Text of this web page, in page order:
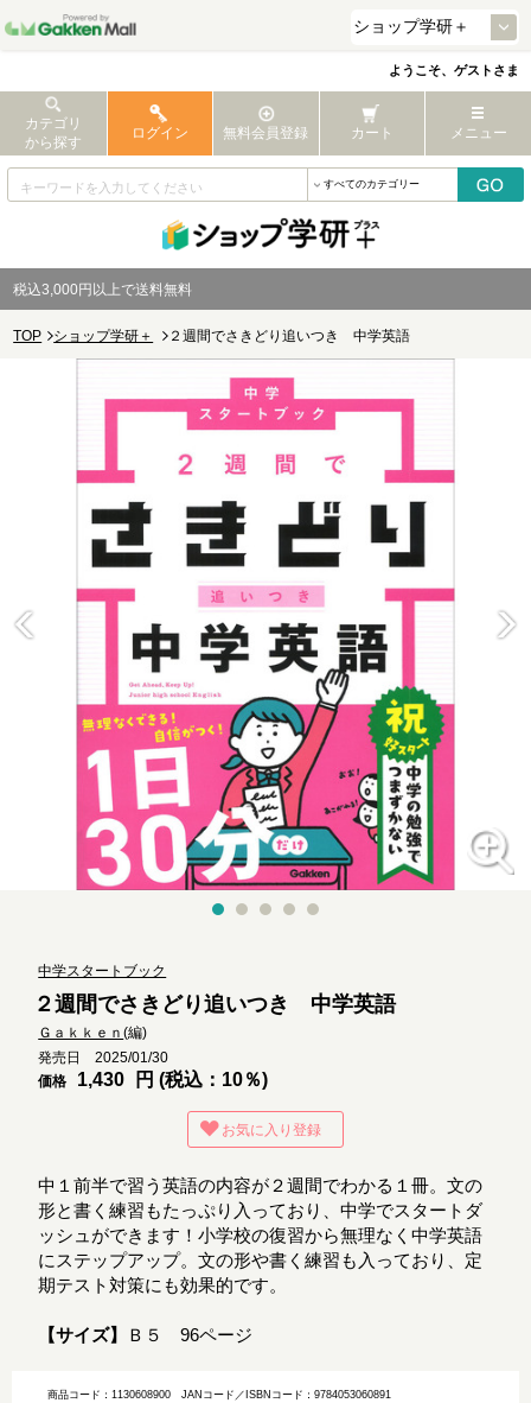
ようこそ、ゲストさま
カテゴリ
から探す
ログイン 無料会員登録 カート メニュー
税込3,000円以上で送料無料
TOP ショップ学研＋ ２週間でさきどり追いつき 中学英語
中学スタートブック
２週間でさきどり追いつき 中学英語
Ｇａｋｋｅｎ(編)
発売日 2025/01/30
価格
1,430 円 (税込：10％)
お気に入り登録
中１前半で習う英語の内容が２週間でわかる１冊。文の
形と書く練習もたっぷり入っており、中学でスタートダ
ッシュができます！小学校の復習から無理なく中学英語
にステップアップ。文の形や書く練習も入っており、定
期テスト対策にも効果的です。
【サイズ】 Ｂ５ 96ページ
商品コード：1130608900JANコード／ISBNコード：9784053060891